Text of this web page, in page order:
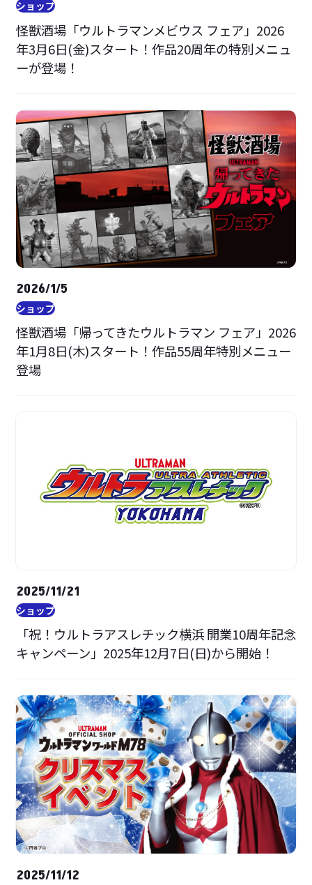
ショップ
怪獣酒場「ウルトラマンメビウス フェア」2026
年3月6日(金)スタート！作品20周年の特別メニュ
ーが登場！
2026/1/5
ショップ
怪獣酒場「帰ってきたウルトラマン フェア」2026
年1月8日(木)スタート！作品55周年特別メニュー
登場
2025/11/21
ショップ
「祝！ウルトラアスレチック横浜 開業10周年記念
キャンペーン」2025年12月7日(日)から開始！
2025/11/12